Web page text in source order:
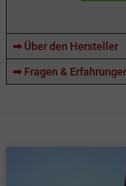
➡ Über den Hersteller
➡ Fragen &